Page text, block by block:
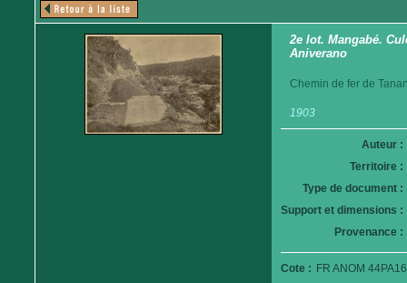
2e lot. Mangabé.
Aniverano
Chemin de fer de
1903
Auteur :
Territoire :
Type de document :
Support et dimensions :
Provenance :
Cote : FR ANOM